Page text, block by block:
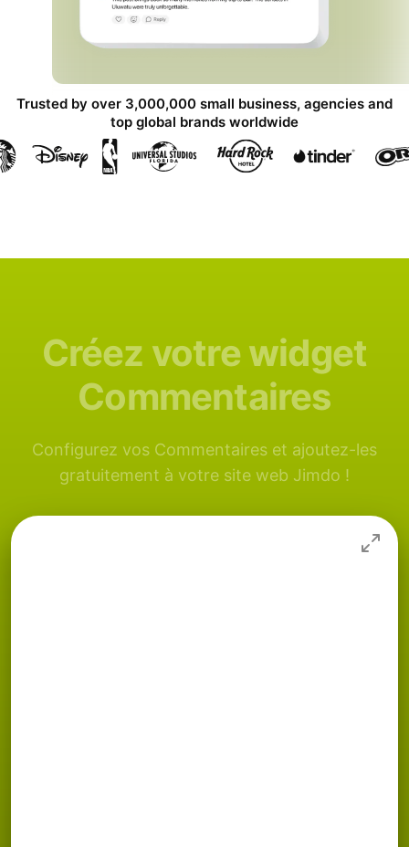
Trusted by over 3,000,000 small business, agencies and
top global brands worldwide
Créez votre widget
Commentaires
Configurez vos Commentaires et ajoutez-les
gratuitement à votre site web Jimdo !